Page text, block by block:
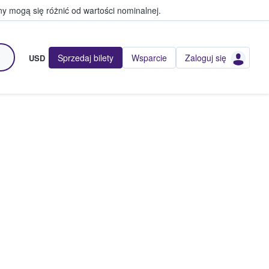
mogą się różnić od wartości nominalnej.
USD Sprzedaj bilety Wsparcie Zaloguj się